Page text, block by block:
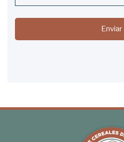
Enviar